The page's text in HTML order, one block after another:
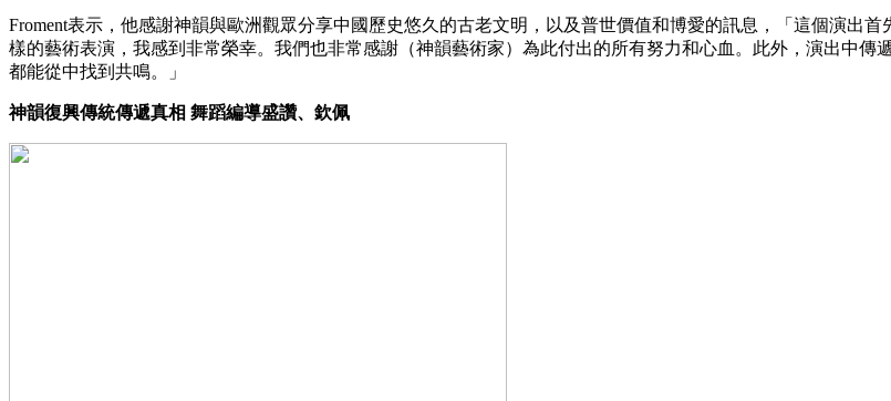
Froment表示，他感謝神韻與歐洲觀眾分享中國歷史悠久的古老文明，以及普世價值和博愛的訊息，「這個演出
樣的藝術表演，我感到非常榮幸。我們也非常感謝（神韻藝術家）為此付出的所有努力和心血。此外，演出中
都能從中找到共鳴。」
神韻復興傳統傳遞真相 舞蹈編導盛讚、欽佩